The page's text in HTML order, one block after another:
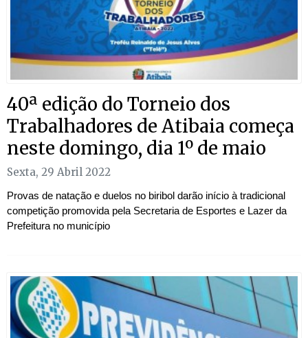
40ª edição do Torneio dos
Trabalhadores de Atibaia começa
neste domingo, dia 1º de maio
Sexta, 29 Abril 2022
Provas de natação e duelos no biribol darão início à tradicional
competição promovida pela Secretaria de Esportes e Lazer da
Prefeitura no município